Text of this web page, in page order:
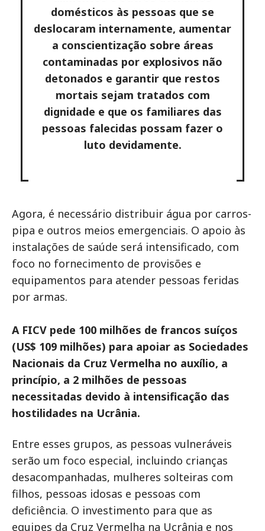
domésticos às pessoas que se
deslocaram internamente, aumentar
a conscientização sobre áreas
contaminadas por explosivos não
detonados e garantir que restos
mortais sejam tratados com
dignidade e que os familiares das
pessoas falecidas possam fazer o
luto devidamente.
Agora, é necessário distribuir água por carros-
pipa e outros meios emergenciais. O apoio às
instalações de saúde será intensificado, com
foco no fornecimento de provisões e
equipamentos para atender pessoas feridas
por armas.
A FICV pede 100 milhões de francos suíços
(US$ 109 milhões) para apoiar as Sociedades
Nacionais da Cruz Vermelha no auxílio, a
princípio, a 2 milhões de pessoas
necessitadas devido à intensificação das
hostilidades na Ucrânia.
Entre esses grupos, as pessoas vulneráveis
serão um foco especial, incluindo crianças
desacompanhadas, mulheres solteiras com
filhos, pessoas idosas e pessoas com
deficiência. O investimento para que as
equipes da Cruz Vermelha na Ucrânia e nos